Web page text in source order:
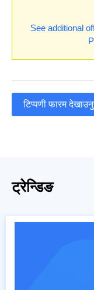
See additional
टिप्पणी फारम
ट्रेन्डिङ